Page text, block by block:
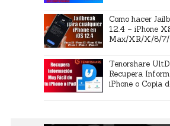
Como hacer
12.4 – iPhone
Max/XR/X/8/7/
Tenorshare
Recupera
iPhone o Copia